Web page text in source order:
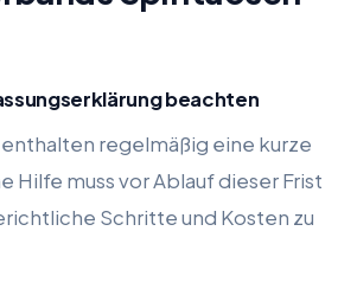
beachten
enthalten regelmäßig eine kurze
Hilfe muss vor Ablauf dieser Frist
Schritte und Kosten zu